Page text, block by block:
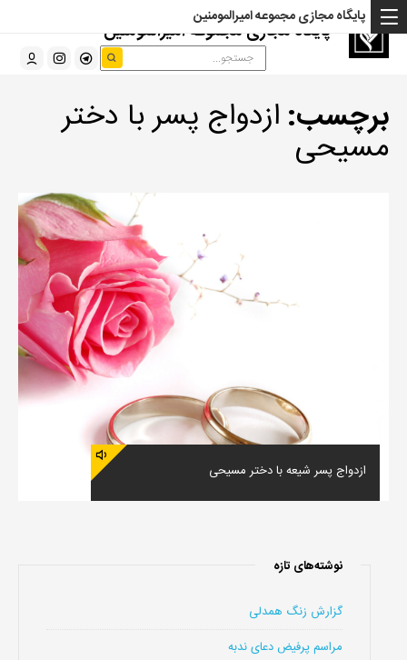
پایگاه مجازی مجموعه امیرالمومنین
پایگاه مجازی مجموعه امیرالمومنین
برچسب: ازدواج پسر با دختر
مسیحی
ازدواج پسر شیعه با دختر مسیحی
نوشته‌های تازه
گزارش زنگ همدلی
مراسم پرفیض دعای ندبه